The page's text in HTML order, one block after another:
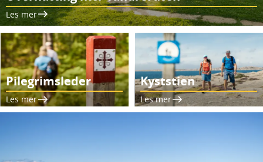
Les mer
Pilegrimsleder
Les mer
Kyststien
Les mer